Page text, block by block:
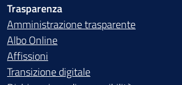
Trasparenza
Amministrazione trasparente
Albo Online
Affissioni
Transizione digitale